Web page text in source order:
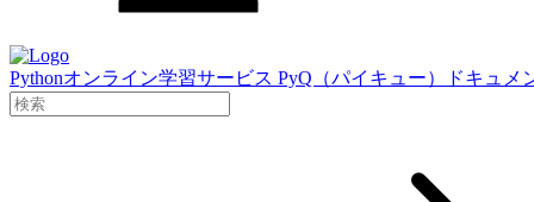
Pythonオンライン学習サービス PyQ（パイキュー）ドキュメ